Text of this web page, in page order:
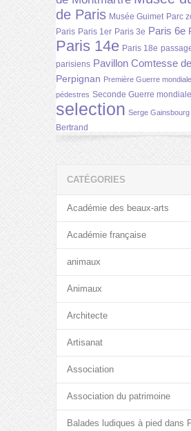
de Paris Musée Guimet Parc
Paris Paris 1er Paris 3e Paris 6e
Paris 14e Paris 18e
parisiens Pavillon Comtesse
Perpignan Première Guerre mondiale
pédestres Seconde Guerre mondiale
selection Serge Gainsbourg
Bertrand
CATÉGORIES
Académie des beaux-arts
Académie française
animaux
Animaux
Architecte
Artisanat
Association
Association du patrimoine
Balades ludiques à pied dans